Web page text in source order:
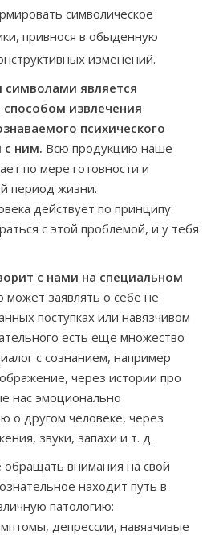
символическое
привнося в обыденную
изменений.
символами является
извлечения
психического
с ним. Всю продукцию наше
по мере готовности и
период жизни.
действует по принципу:
с этой проблемой, и у тебя
с нами на специальном
может заявлять о себе не
поступках или навязчивом
есть еще множество
с сознанием, например
через истории про
нас эмоционально
о другом человеке, через
звуки, запахи и т. д.
внимания на свой
находит путь в
патологию:
депрессии, навязчивые